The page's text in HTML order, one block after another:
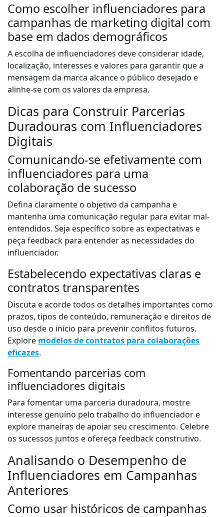
Como escolher influenciadores para
campanhas de marketing digital com
base em dados demográficos
A escolha de influenciadores deve considerar idade,
localização, interesses e valores para garantir que a
mensagem da marca alcance o público desejado e
alinhe-se com os valores da empresa.
Dicas para Construir Parcerias
Duradouras com Influenciadores
Digitais
Comunicando-se efetivamente com
influenciadores para uma
colaboração de sucesso
Defina claramente o objetivo da campanha e
mantenha uma comunicação regular para evitar mal-
entendidos. Seja específico sobre as expectativas e
peça feedback para entender as necessidades do
influenciador.
Estabelecendo expectativas claras e
contratos transparentes
Discuta e acorde todos os detalhes importantes como
prazos, tipos de conteúdo, remuneração e direitos de
uso desde o início para prevenir conflitos futuros.
Explore modelos de contratos para colaborações
eficazes.
Fomentando parcerias com
influenciadores digitais
Para fomentar uma parceria duradoura, mostre
interesse genuíno pelo trabalho do influenciador e
explore maneiras de apoiar seu crescimento. Celebre
os sucessos juntos e ofereça feedback construtivo.
Analisando o Desempenho de
Influenciadores em Campanhas
Anteriores
Como usar históricos de campanhas